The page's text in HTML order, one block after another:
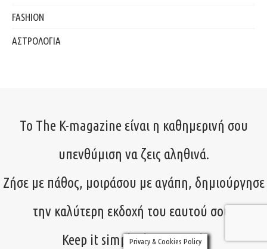
FASHION
ΑΣΤΡΟΛΟΓΙΑ
Το The K-magazine είναι η καθημερινή σου
υπενθύμιση να ζεις αληθινά.
Ζήσε με πάθος, μοιράσου με αγάπη, δημιούργησε
την καλύτερη εκδοχή του εαυτού σου!
Keep it simple, keep it real.
Privacy & Cookies Policy